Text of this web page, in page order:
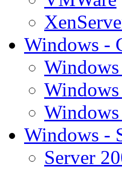
Windows -
Windows
Windows -
Server